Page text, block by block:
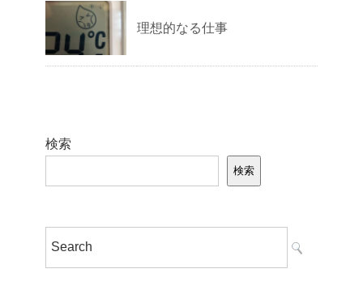
理想的なる仕事
検索
検索